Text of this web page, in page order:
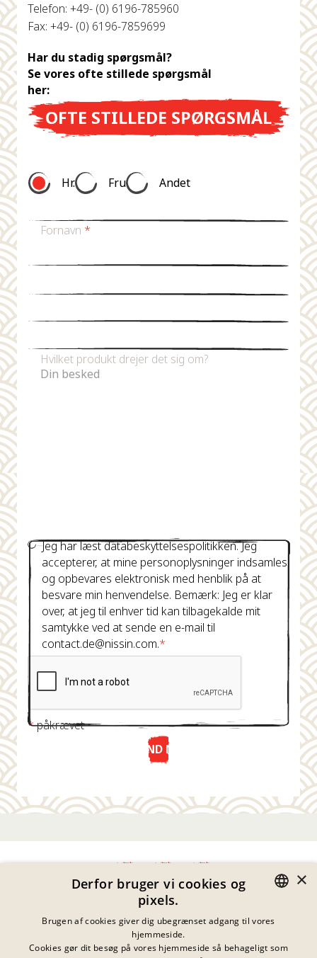
Telefon: +49- (0) 6196-785960
Fax: +49- (0) 6196-7859699
Har du stadig spørgsmål?
Se vores ofte stillede spørgsmål
her:
OFTE STILLEDE SPØRGSMÅL
Hr. Fru Andet
Fornavn *
Hvilket produkt drejer det sig om?
Jeg har læst databeskyttelsespolitikken. Jeg
accepterer, at mine personoplysninger indsamles
og opbevares elektronisk med henblik på at
besvare min henvendelse. Bemærk: Jeg er klar
over, at jeg til enhver tid kan tilbagekalde mit
samtykke ved at sende en e-mail til
contact.de@nissin.com.*
*påkrævet
SEND NU
Fortrolighedserklæring
Impressum
Juridiske Meddelelser
GERMAN
×
Derfor bruger vi cookies og
pixels.
Brugen af cookies giver dig ubegrænset adgang til vores
hjemmeside.
Cookies gør dit besøg på vores hjemmeside så behageligt som